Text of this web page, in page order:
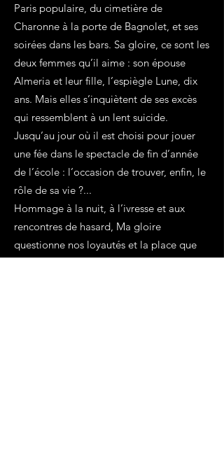
Paris populaire, du cimetière de
Charonne à la porte de Bagnolet, et ses
soirées dans les bars. Sa gloire, ce sont les
deux femmes qu’il aime : son épouse
Almeria et leur fille, l’espiègle Lune, dix
ans. Mais elles s’inquiètent de ses excès
qui ressemblent à un lent suicide.
Jusqu’au jour où il est choisi pour jouer
une fée dans le spectacle de fin d’année
de l’école : l’occasion de trouver, enfin, le
rôle de sa vie ?...
Hommage à la nuit, à l’ivresse et aux
rencontres de hasard, Ma gloire
questionne nos loyautés et la place que